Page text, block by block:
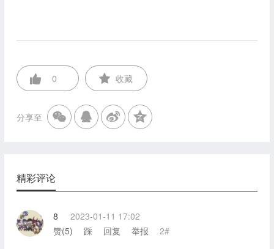
0 收藏
分享至
精彩评论
8
2023-01-11 17:02
赞(5) 踩 回复 举报 2#